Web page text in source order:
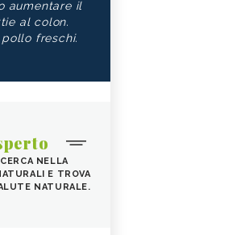
aumentare il
al colon.
freschi.
NELLA
E TROVA
NATURALE.